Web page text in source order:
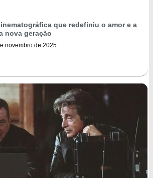
que redefiniu o amor e a
nova geração
novembro de 2025